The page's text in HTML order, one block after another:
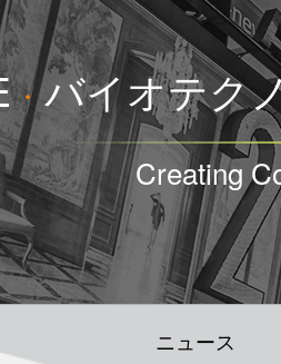
·バイオテク
Creating
ニュース